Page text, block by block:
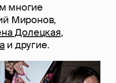
многие
Миронов,
Долецкая,
и другие.